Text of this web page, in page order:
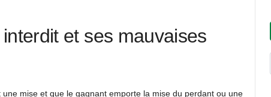
et ses mauvaises
mise et que le gagnant emporte la mise du perdant ou une